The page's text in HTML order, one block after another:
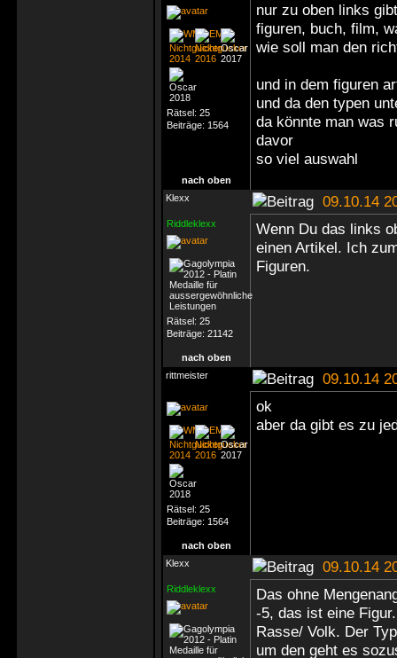
Rätsel: 25
Beiträge: 1564
nur zu oben links
figuren, buch, film,
wie soll man den
und in dem figuren
und da den typen
da könnte man was
davor
so viel auswahl
nach oben
Klexx
09.10.14
Riddleklexx
Rätsel: 25
Beiträge: 21142
Wenn Du das links
einen Artikel. Ich
Figuren.
nach oben
rittmeister
09.10.14
Rätsel: 25
Beiträge: 1564
ok
aber da gibt es zu
nach oben
Klexx
09.10.14
Riddleklexx
Das ohne
-5, das ist eine
Rasse/ Volk. Der
um den geht es